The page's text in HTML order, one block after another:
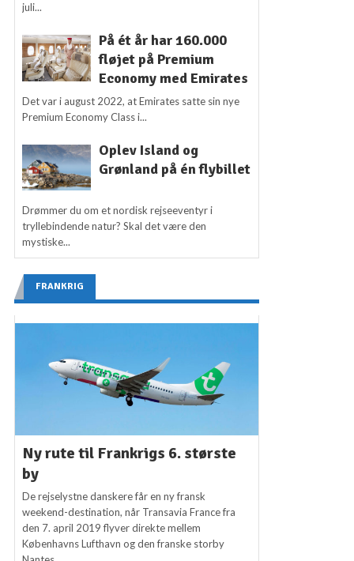
juli...
På ét år har 160.000
fløjet på Premium
Economy med Emirates
Det var i august 2022, at Emirates satte sin nye
Premium Economy Class i...
Oplev Island og
Grønland på én flybillet
Drømmer du om et nordisk rejseeventyr i
tryllebindende natur? Skal det være den
mystiske...
FRANKRIG
Ny rute til Frankrigs 6. største
by
De rejselystne danskere får en ny fransk
weekend-destination, når Transavia France fra
den 7. april 2019 flyver direkte mellem
Københavns Lufthavn og den franske storby